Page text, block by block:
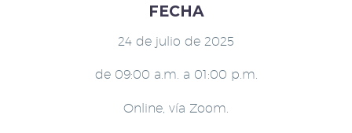
FECHA
24 de julio de 2025
de 09:00 a.m. a 01:00 p.m.
Online, vía Zoom.